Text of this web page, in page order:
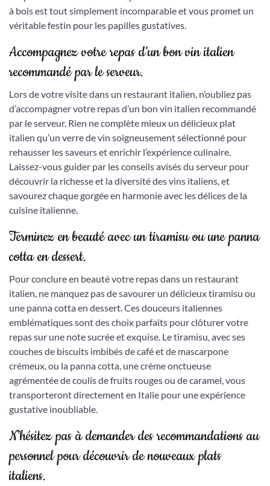
à bois est tout simplement incomparable et vous promet un
véritable festin pour les papilles gustatives.
Accompagnez votre repas d’un bon vin italien
recommandé par le serveur.
Lors de votre visite dans un restaurant italien, n’oubliez pas
d’accompagner votre repas d’un bon vin italien recommandé
par le serveur. Rien ne complète mieux un délicieux plat
italien qu’un verre de vin soigneusement sélectionné pour
rehausser les saveurs et enrichir l’expérience culinaire.
Laissez-vous guider par les conseils avisés du serveur pour
découvrir la richesse et la diversité des vins italiens, et
savourez chaque gorgée en harmonie avec les délices de la
cuisine italienne.
Terminez en beauté avec un tiramisu ou une panna
cotta en dessert.
Pour conclure en beauté votre repas dans un restaurant
italien, ne manquez pas de savourer un délicieux tiramisu ou
une panna cotta en dessert. Ces douceurs italiennes
emblématiques sont des choix parfaits pour clôturer votre
repas sur une note sucrée et exquise. Le tiramisu, avec ses
couches de biscuits imbibés de café et de mascarpone
crémeux, ou la panna cotta, une crème onctueuse
agrémentée de coulis de fruits rouges ou de caramel, vous
transporteront directement en Italie pour une expérience
gustative inoubliable.
N’hésitez pas à demander des recommandations au
personnel pour découvrir de nouveaux plats
italiens.